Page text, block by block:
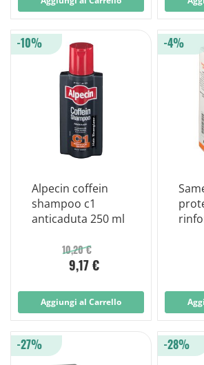
Alpecin coffein
shampoo c1
anticaduta 250 ml
10,20 €
9,17 €
-10%
Aggiungi al Carrello
-4%
-27% -28%